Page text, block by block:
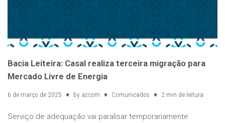
Bacia Leiteira: Casal realiza terceira migração para
Mercado Livre de Energia
6 de março de 2025 by ascom Comunicados 2 min de leitura
Serviço de adequação vai paralisar temporariamente